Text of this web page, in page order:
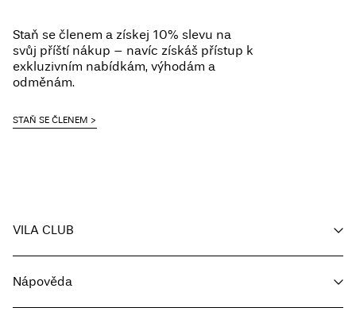
Staň se členem a získej 10% slevu na
svůj příští nákup – navíc získáš přístup k
exkluzivním nabídkám, výhodám a
odměnám.
STAŇ SE ČLENEM
VILA CLUB
Sledování objednávky
Nápověda